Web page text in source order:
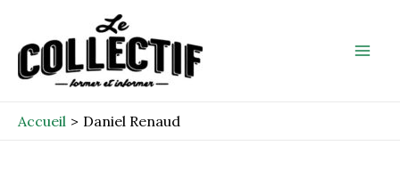
contenu
Accueil Daniel Renaud